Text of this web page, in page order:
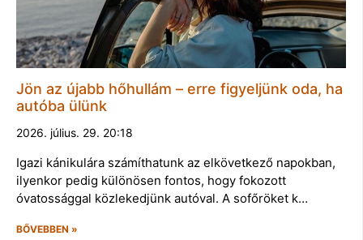
Jön az újabb hőhullám – erre figyeljünk oda, ha
autóba ülünk
2026. július. 29. 20:18
Igazi kánikulára számíthatunk az elkövetkező napokban,
ilyenkor pedig különösen fontos, hogy fokozott
óvatossággal közlekedjünk autóval. A sofőröket k…
BŐVEBBEN »